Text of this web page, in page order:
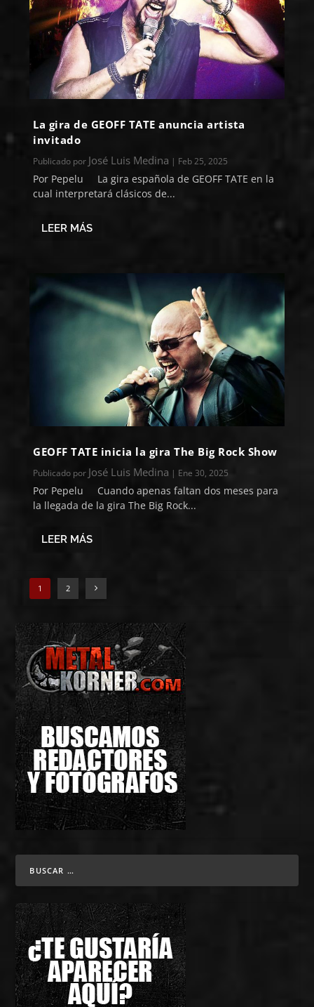
La gira de GEOFF TATE anuncia artista
invitado
Publicado por José Luis Medina | Feb 25, 2025
Por Pepelu La gira española de GEOFF TATE en la
cual interpretará clásicos de...
LEER MÁS
GEOFF TATE inicia la gira The Big Rock Show
Publicado por José Luis Medina | Ene 30, 2025
Por Pepelu Cuando apenas faltan dos meses para
la llegada de la gira The Big Rock...
LEER MÁS
1 2